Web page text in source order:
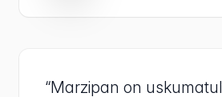
“Marzipan on